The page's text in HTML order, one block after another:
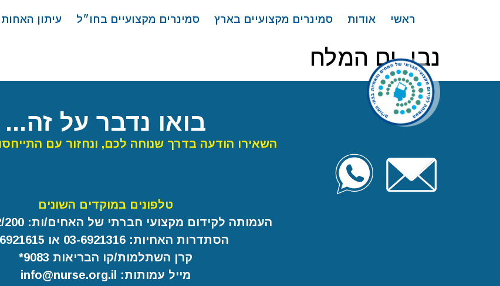
ראשי אודות סמינרים מקצועיים בארץ סמינרים מקצועיים בחו״ל עיתון האחות
נבו, ים המלח
בואו נדבר על זה...
השאירו הודעה בדרך שנוחה לכם, ונחזור עם
טלפונים במוקדים השונים
העמותה לקידום מקצועי חברתי של האחים/ות: 03-6920202/200
הסתדרות האחיות: 03-6921316 או 03-6921615
קרן השתלמות/קו הבריאות 9083*
מייל עמותות: info@nurse.org.il